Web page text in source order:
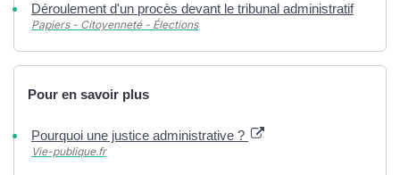
Déroulement d'un procès devant le tribunal administratif
Papiers - Citoyenneté - Élections
Pour en savoir plus
Pourquoi une justice administrative ?
Vie-publique.fr